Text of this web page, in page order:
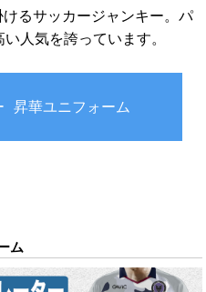
るサッカージャンキー。パ
人気を誇っています。
昇華ユニフォーム
ム